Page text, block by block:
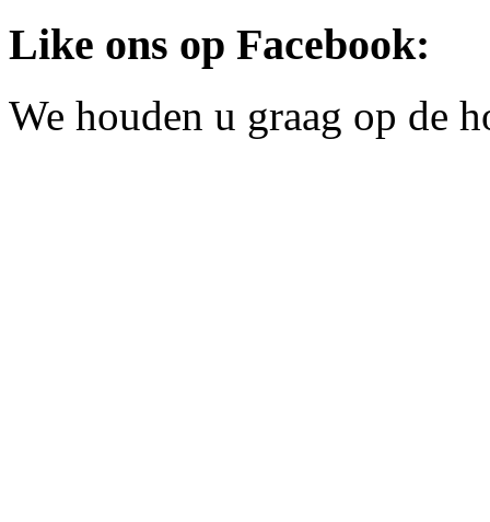
Like ons op Facebook:
We houden u graag op de